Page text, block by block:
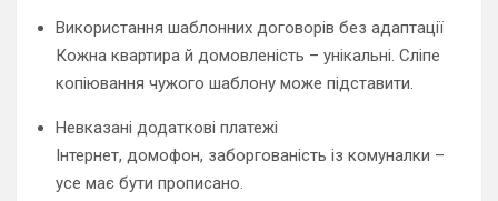
Використання шаблонних договорів без адаптації
Кожна квартира й домовленість – унікальні. Сліпе
копіювання чужого шаблону може підставити.
Невказані додаткові платежі
Інтернет, домофон, заборгованість із комуналки –
усе має бути прописано.